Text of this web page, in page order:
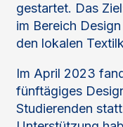
gestartet. Das
im Bereich
den lokalen
Im April 2023
fünftägiges
Studierenden